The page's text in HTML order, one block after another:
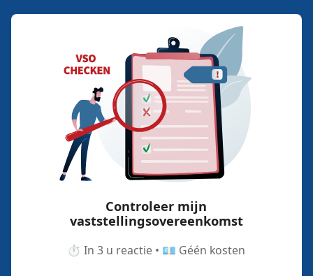
Controleer mijn
vaststellingsovereenkomst
⏱️ In 3 u reactie • 💶 Géén kosten